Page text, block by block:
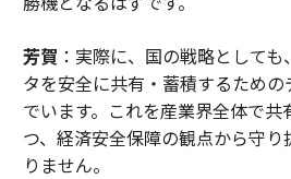
芳賀 ：実際に、国の戦略として
タを安全に共有・蓄積するため
でいます。これを産業界全体で共
つ、経済安全保障の観点から守
りません。